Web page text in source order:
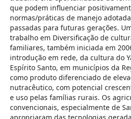
que podem influenciar
normas/práticas de manejo
passadas para futuras gerações.
trabalho em Diversificação de
familiares, também iniciada em
introdução em rede, da cultura do
Espírito Santo, em municípios da
como produto diferenciado de
nutracêutico, com potencial
e uso pelas famílias rurais. Os
convencionais, especialmente de